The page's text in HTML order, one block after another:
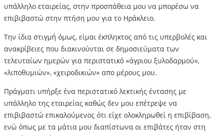
υπάλληλο εταιρείας, στην προσπάθεια μου να μπορέσω να
επιβιβαστώ στην πτήση μου για το Ηράκλειο.
Την ίδια στιγμή όμως, είμαι έκπληκτος από τις υπερβολές και
ανακρίβειες που διακινούνται σε δημοσιεύματα των
τελευταίων ημερών για περιστατικό «άγριου ξυλοδαρμού»,
«λιποθυμιών», «χειροδικιών» απο μέρους μου.
Πράγματι υπήρξε ένα περιστατικό λεκτικής έντασης με
υπάλληλο της εταιρείας καθώς δεν μου επέτρεψε να
επιβιβαστώ επικαλούμενος ότι είχε ολοκληρωθεί η επιβίβαση,
ενώ όπως με τα μάτια μου διαπίστωνα οι επιβάτες ήταν στη